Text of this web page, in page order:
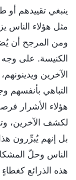
ينبغي تقييدهم
مثل هؤلاء الناس
ومن المرجح أن
الكنيسة. على
الآخرين
التباهي بأنفسهم
هؤلاء الأشرار
لكشف الآخرين،
بل إنهم يُبرِّرون
الناس وحلّ
هذه الذرائع